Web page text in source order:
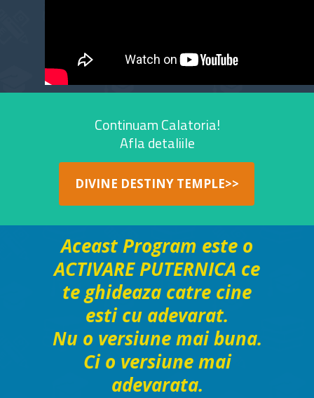
Continuam Calatoria!
Afla detaliile
DIVINE DESTINY TEMPLE>>
Aceast Program este o
ACTIVARE PUTERNICA ce
te ghideaza catre cine
esti cu adevarat.
Nu o versiune mai buna.
Ci o versiune mai
adevarata.